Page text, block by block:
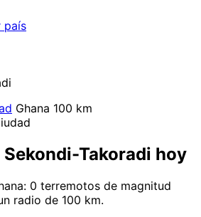
país
Ghana 100 km
Takoradi hoy
0 terremotos de magnitud
radio de 100 km.